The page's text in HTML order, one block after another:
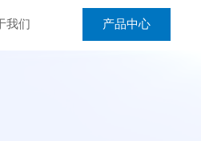
我们 产品中心